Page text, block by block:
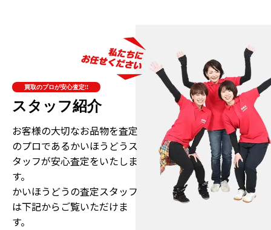
買取のプロが安心査定!!
スタッフ紹介
お客様の大切なお品物を査定
のプロであるかいほうどうス
タッフが安心査定をいたしま
す。
かいほうどうの査定スタッフ
は下記からご覧いただけま
す。